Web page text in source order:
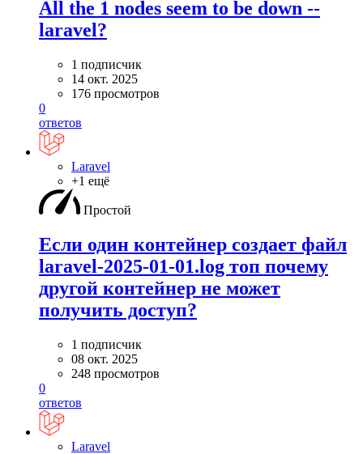
All the 1 nodes seem to be down --
laravel?
1 подписчик
14 окт. 2025
176 просмотров
0
ответов
Laravel
+1 ещё
Простой
Если один контейнер создает файл
laravel-2025-01-01.log топ почему
другой контейнер не может
получить доступ?
1 подписчик
08 окт. 2025
248 просмотров
0
ответов
Laravel